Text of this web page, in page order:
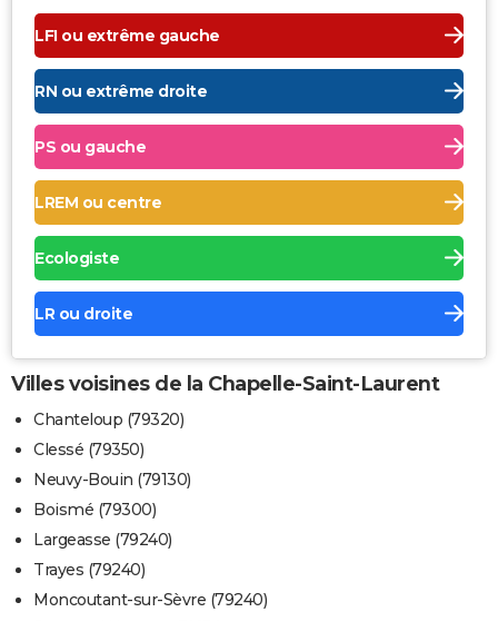
LFI ou extrême gauche
RN ou extrême droite
PS ou gauche
LREM ou centre
Ecologiste
LR ou droite
Villes voisines de la Chapelle-Saint-Laurent
Chanteloup (79320)
Clessé (79350)
Neuvy-Bouin (79130)
Boismé (79300)
Largeasse (79240)
Trayes (79240)
Moncoutant-sur-Sèvre (79240)